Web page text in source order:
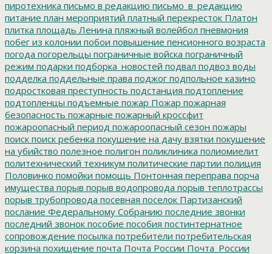
пиротехника письмо в редакцию письмо_в_редакцию
питание план мероприятий платный перекресток Платон
плитка площадь Ленина пляжный волейбол пневмония
побег из колонии побои повышение пенсионного возраста
погода погорельцы пограничные войска пограничный
режим подарки подборка_новостей подвал подвоз воды
подделка поддельные права поджог подпольное казино
подростковая преступность подстанция подтопление
подтопленцы подъемные пожар Пожар пожарная
безопасность пожарные пожарный кроссфит
пожароопасный период пожароопасный сезон пожары
поиск поиск ребенка покушение на дачу взятки покушение
на убийство полезное полигон поликлиника полиомиелит
политехнический техникум политические партии полиция
Половинко помойки помощь Понтонная переправа порча
имущества порыв порыв водопровода порыв теплотрассы
порыв трубопровода посевная поселок Партизанский
послание Федеральному Собранию последние звонки
последний звонок пособие пособия постинтернатное
сопровождение посылка потребители потребительская
корзина похищение почта Почта России Почта_России